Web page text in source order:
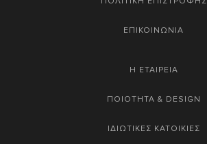
ΕΠΙΚΟΙΝΩΝΙΑ
Η ΕΤΑΙΡΕΙΑ
ΠΟΙΟΤΗΤΑ & DESIGN
ΙΔΙΩΤΙΚΕΣ ΚΑΤΟΙΚΙΕΣ